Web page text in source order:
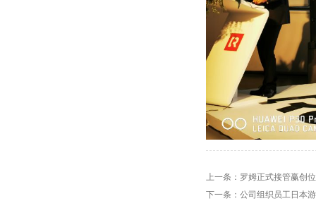
上一条： 罗姆正式接管赢创
下一条： 公司组织员工日本